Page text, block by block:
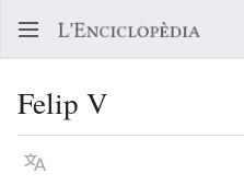
Felip V
Llegir en un atre idioma